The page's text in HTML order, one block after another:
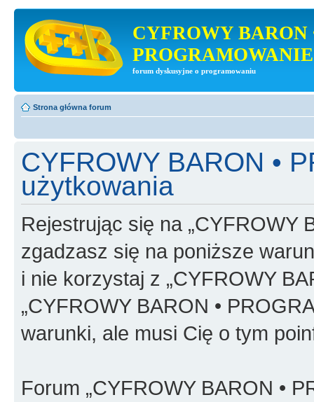
CYFROWY BARON
PROGRAMOWANIE
forum dyskusyjne o programowaniu
Strona główna forum
CYFROWY BARON •
użytkowania
Rejestrując się na „CYFROWY
zgadzasz się na poniższe
i nie korzystaj z „CYFROWY
„CYFROWY BARON •
warunki, ale musi Cię o tym
Forum „CYFROWY BARON •